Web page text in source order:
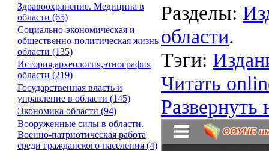
Здравоохранение. Медицина в
области (65)
Социально-экономическая и
общественно-политическая жизнь
области (135)
История,археология,этнография
области (219)
Государственная власть и
управление в области (145)
Экономика области (94)
Вооруженные силы в области.
Военно-патриотическая работа
среди гражданского населения (4)
Разделы:
области.
Тэги:
Читать
Развернуть